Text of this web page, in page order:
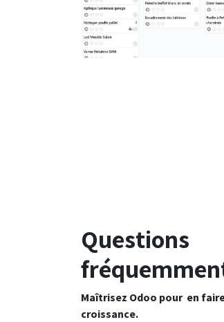
Questions
Maîtrisez Odoo pour en
croissance.